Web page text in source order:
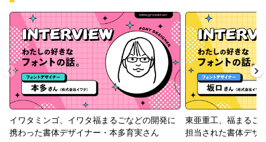
イワタミンゴ、イワタ福まるごなどの開発に
携わった書体デザイナー・本多育実さん
東亜重工、福まるご
担当された書体デザ